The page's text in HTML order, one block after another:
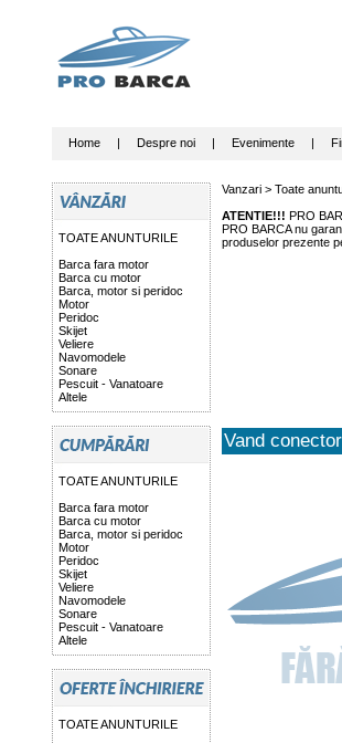
Home| Despre noi| Evenimente|
TOATE ANUNTURILE
Barca fara motor
Barca cu motor
Barca, motor si peridoc
Motor
Peridoc
Skijet
Veliere
Navomodele
Sonare
Pescuit - Vanatoare
Altele
TOATE ANUNTURILE
Barca fara motor
Barca cu motor
Barca, motor si peridoc
Motor
Peridoc
Skijet
Veliere
Navomodele
Sonare
Pescuit - Vanatoare
Altele
TOATE ANUNTURILE
Vanzari > Toate
ATENTIE!!! PRO
PRO BARCA nu
produselor prezente
Vand